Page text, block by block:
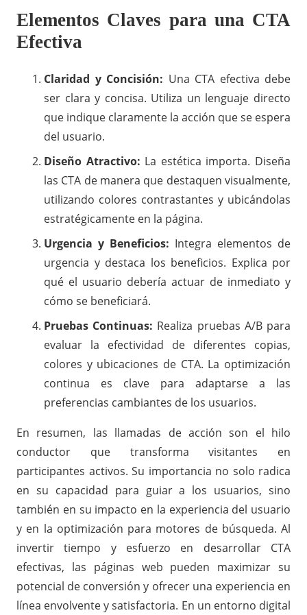
Elementos Claves para una CTA
Efectiva
Claridad y Concisión: Una CTA efectiva debe
ser clara y concisa. Utiliza un lenguaje directo
que indique claramente la acción que se espera
del usuario.
Diseño Atractivo: La estética importa. Diseña
las CTA de manera que destaquen visualmente,
utilizando colores contrastantes y ubicándolas
estratégicamente en la página.
Urgencia y Beneficios: Integra elementos de
urgencia y destaca los beneficios. Explica por
qué el usuario debería actuar de inmediato y
cómo se beneficiará.
Pruebas Continuas: Realiza pruebas A/B para
evaluar la efectividad de diferentes copias,
colores y ubicaciones de CTA. La optimización
continua es clave para adaptarse a las
preferencias cambiantes de los usuarios.
En resumen, las llamadas de acción son el hilo
conductor que transforma visitantes en
participantes activos. Su importancia no solo radica
en su capacidad para guiar a los usuarios, sino
también en su impacto en la experiencia del usuario
y en la optimización para motores de búsqueda. Al
invertir tiempo y esfuerzo en desarrollar CTA
efectivas, las páginas web pueden maximizar su
potencial de conversión y ofrecer una experiencia en
línea envolvente y satisfactoria. En un entorno digital